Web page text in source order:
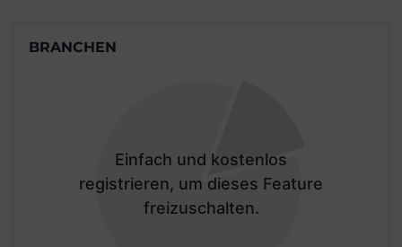
BRANCHEN
Einfach und kostenlos
registrieren, um dieses Feature
freizuschalten.